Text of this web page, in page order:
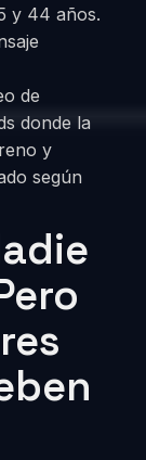
y 44 años.
de
donde la
y
según